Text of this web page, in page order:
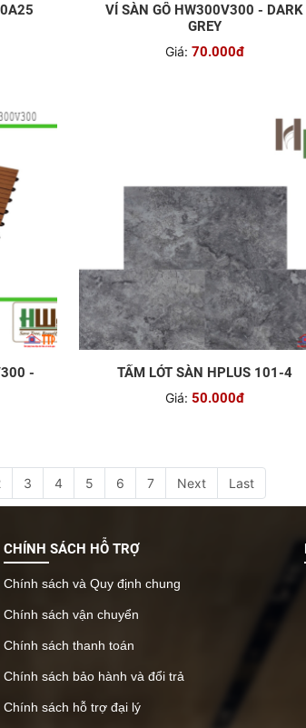
VỈ SÀN GỖ HW300V300 - DARK
GREY
Giá: 70.000đ
-
TẤM LÓT SÀN HPLUS 101-4
Giá: 50.000đ
3 4 5 6 7 Next Last
CHÍNH SÁCH HỖ TRỢ
Chính sách và Quy định chung
Chính sách vận chuyển
Chính sách thanh toán
Chính sách bảo hành và đổi trả
Chính sách hỗ trợ đại lý